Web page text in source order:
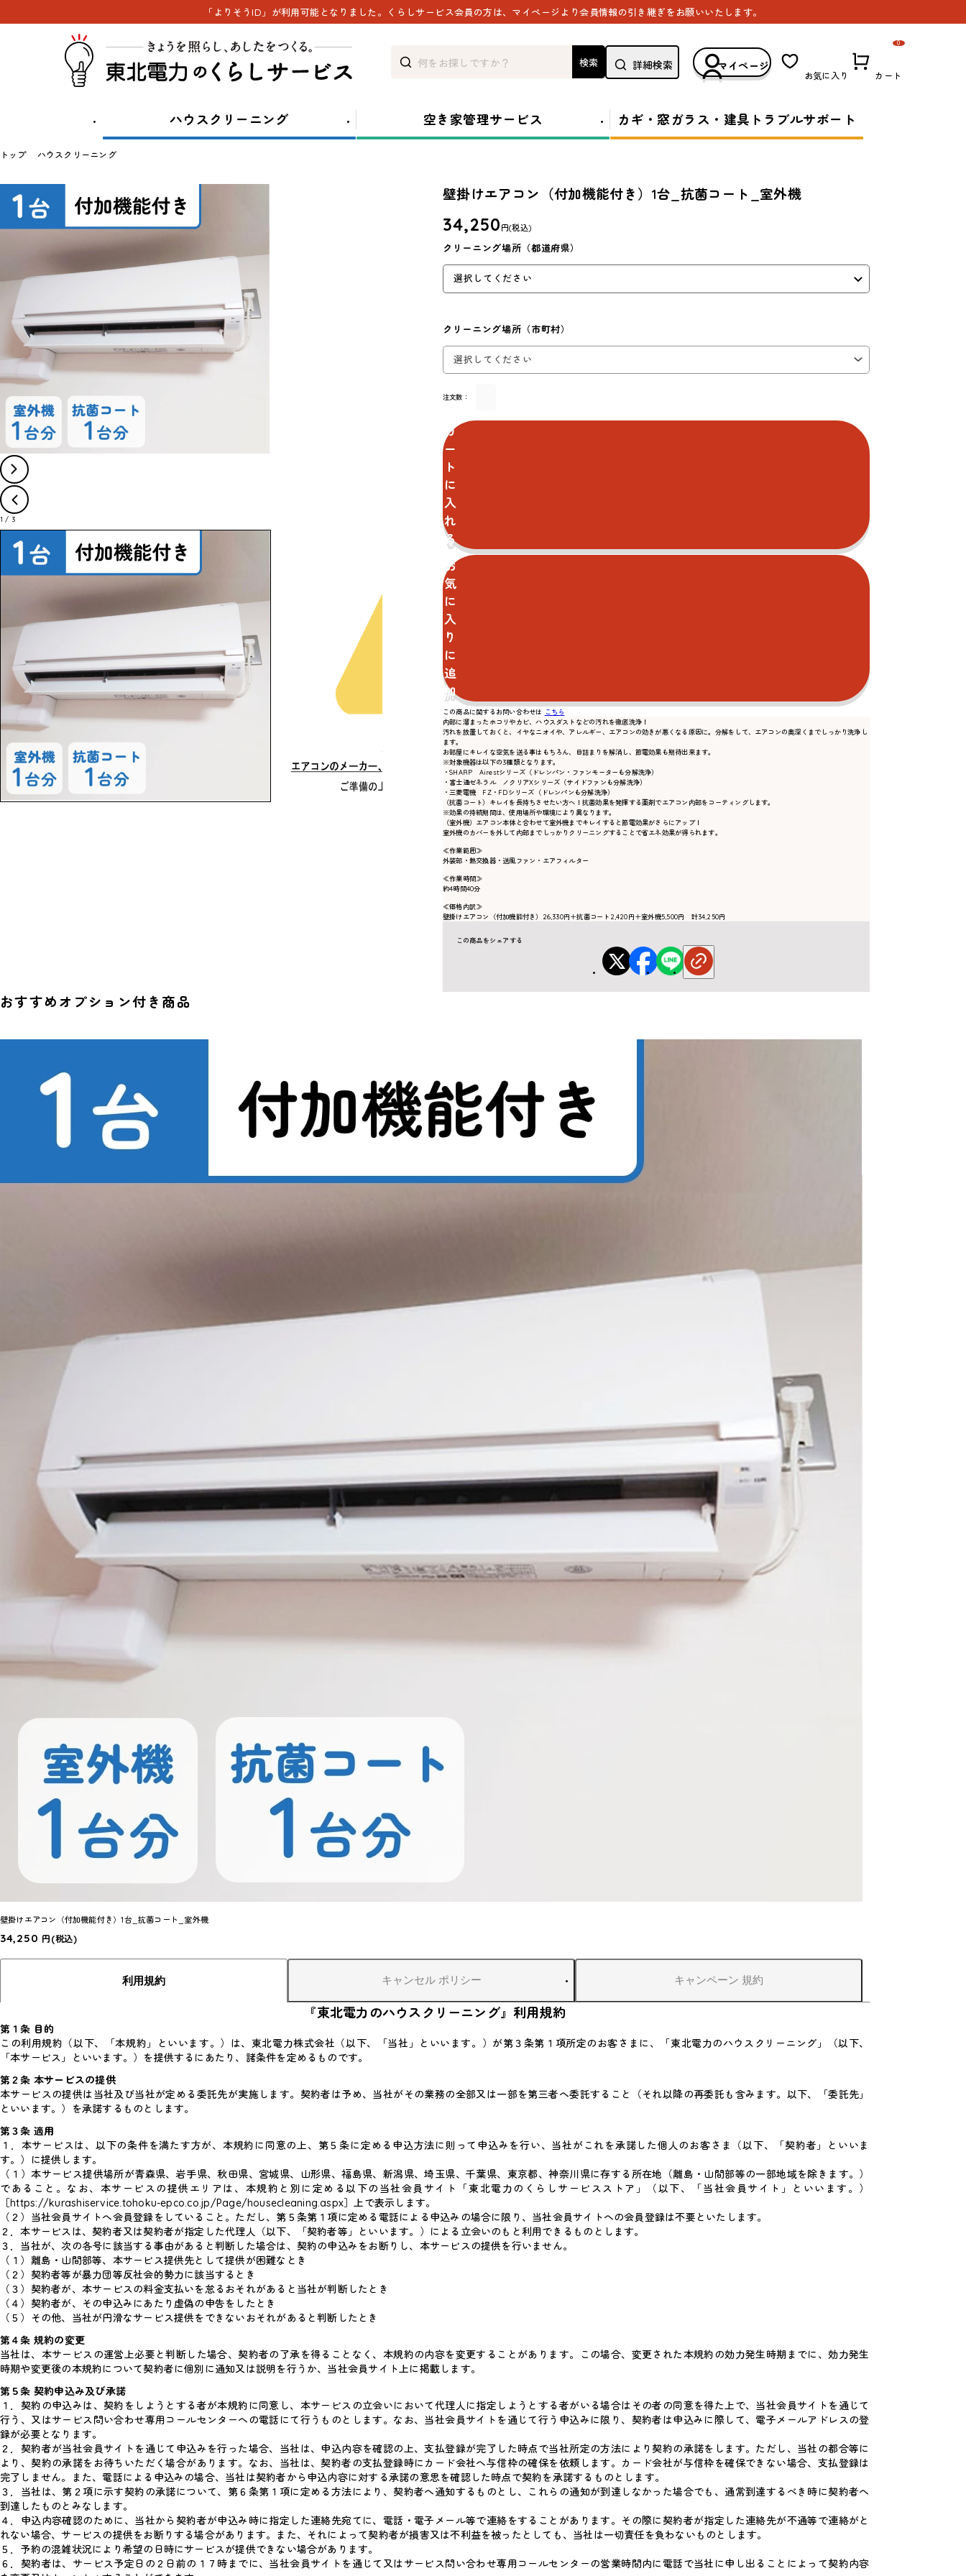
「よりそうID」が利用可能となりました。くらしサービス会員の方は、マイページより会員情報の引き継ぎをお願いいたします。
検索 詳細検索 マイページ
お気に入り カート
0
ハウスクリーニング 空き家管理サービス カギ・窓ガラス・建具トラブルサポート
トップ ハウスクリーニング
1 / 3
壁掛けエアコン（付加機能付き）1台_抗菌コート_室外機
34,250 円(税込)
クリーニング場所（都道府県）
クリーニング場所（市町村）
注文数：
カ
ー
ト
に
入
れ
る
お
気
に
入
り
に
追
加
この商品に関するお問い合わせは
こちら
内部に溜まったホコリやカビ、ハウスダストなどの汚れを徹底洗浄！
汚れを放置しておくと、イヤなニオイや、アレルギー、エアコンの効きが悪くなる原因に。分解をして、エアコンの奥深くまでしっかり洗浄し
ます。
お部屋にキレイな空気を送る事はもちろん、目詰まりを解消し、節電効果も期待出来ます。
※対象機器は以下の3種類となります。
・SHARP Airestシリーズ（ドレンパン・ファンモーターも分解洗浄）
・富士通ゼネラル ノクリアXシリーズ（サイドファンも分解洗浄）
・三菱電機 FZ・FDシリーズ（ドレンパンも分解洗浄）
（抗菌コート）キレイを長持ちさせたい方へ！抗菌効果を発揮する薬剤でエアコン内部をコーティングします。
※効果の持続期間は、使用場所や環境により異なります。
（室外機）エアコン本体と合わせて室外機までキレイすると節電効果がさらにアップ！
室外機のカバーを外して内部までしっかりクリーニングすることで省エネ効果が得られます。
≪作業範囲≫
外装部・熱交換器・送風ファン・エアフィルター
≪作業時間≫
約4時間40分
≪価格内訳≫
壁掛けエアコン（付加機能付き）26,330円＋抗菌コート2,420円＋室外機5,500円 計34,250円
この商品をシェアする
おすすめオプション付き商品
壁掛けエアコン（付加機能付き）1台_抗菌コート_室外機
34,250 円 (税込)
利用規約 キャンセル ポリシー キャンペーン 規約
『東北電力のハウスクリーニング』利用規約
第１条 目的
この利用規約（以下、「本規約」といいます。）は、東北電力株式会社（以下、「当社」といいます。）が第３条第１項所定のお客さまに、「東北電力のハウスクリーニング」（以下、
「本サービス」といいます。）を提供するにあたり、諸条件を定めるものです。
第２条 本サービスの提供
本サービスの提供は当社及び当社が定める委託先が実施します。契約者は予め、当社がその業務の全部又は一部を第三者へ委託すること（それ以降の再委託も含みます。以下、「委託先」
といいます。）を承諾するものとします。
第３条 適用
１． 本サービスは、以下の条件を満たす方が、本規約に同意の上、第５条に定める申込方法に則って申込みを行い、当社がこれを承諾した個人のお客さま（以下、「契約者」といいま
す。）に提供します。
（１）本サービス提供場所が青森県、岩手県、秋田県、宮城県、山形県、福島県、新潟県、埼玉県、千葉県、東京都、神奈川県に存する所在地（離島・山間部等の一部地域を除きます。）
であること。なお、本サービスの提供エリアは、本規約と別に定める以下の当社会員サイト「東北電力のくらしサービスストア」（以下、「当社会員サイト」といいます。）
［https://kurashiservice.tohoku-epco.co.jp/Page/housecleaning.aspx］上で表示します。
（２）当社会員サイトへ会員登録をしていること。ただし、第５条第１項に定める電話による申込みの場合に限り、当社会員サイトへの会員登録は不要といたします。
２．本サービスは、契約者又は契約者が指定した代理人（以下、「契約者等」といいます。）による立会いのもと利用できるものとします。
３．当社が、次の各号に該当する事由があると判断した場合は、契約の申込みをお断りし、本サービスの提供を行いません。
（１）離島・山間部等、本サービス提供先として提供が困難なとき
（２）契約者等が暴力団等反社会的勢力に該当するとき
（３）契約者が、本サービスの料金支払いを怠るおそれがあると当社が判断したとき
（４）契約者が、その申込みにあたり虚偽の申告をしたとき
（５）その他、当社が円滑なサービス提供をできないおそれがあると判断したとき
第４条 規約の変更
当社は、本サービスの運営上必要と判断した場合、契約者の了承を得ることなく、本規約の内容を変更することがあります。この場合、変更された本規約の効力発生時期までに、効力発生
時期や変更後の本規約について契約者に個別に通知又は説明を行うか、当社会員サイト上に掲載します。
第５条 契約申込み及び承諾
１．契約の申込みは、契約をしようとする者が本規約に同意し、本サービスの立会いにおいて代理人に指定しようとする者がいる場合はその者の同意を得た上で、当社会員サイトを通じて
行う、又はサービス問い合わせ専用コールセンターへの電話にて行うものとします。なお、当社会員サイトを通じて行う申込みに限り、契約者は申込みに際して、電子メールアドレスの登
録が必要となります。
２．契約者が当社会員サイトを通じて申込みを行った場合、当社は、申込内容を確認の上、支払登録が完了した時点で当社所定の方法により契約の承諾をします。ただし、当社の都合等に
より、契約の承諾をお待ちいただく場合があります。なお、当社は、契約者の支払登録時にカード会社へ与信枠の確保を依頼します。カード会社が与信枠を確保できない場合、支払登録は
完了しません。また、電話による申込みの場合、当社は契約者から申込内容に対する承諾の意思を確認した時点で契約を承諾するものとします。
３．当社は、第２項に示す契約の承諾について、第６条第１項に定める方法により、契約者へ通知するものとし、これらの通知が到達しなかった場合でも、通常到達するべき時に契約者へ
到達したものとみなします。
４．申込内容確認のために、当社から契約者が申込み時に指定した連絡先宛てに、電話・電子メール等で連絡をすることがあります。その際に契約者が指定した連絡先が不通等で連絡がと
れない場合、サービスの提供をお断りする場合があります。また、それによって契約者が損害又は不利益を被ったとしても、当社は一切責任を負わないものとします。
５．予約の混雑状況により希望の日時にサービスが提供できない場合があります。
６．契約者は、サービス予定日の２日前の１７時までに、当社会員サイトを通じて又はサービス問い合わせ専用コールセンターの営業時間内に電話で当社に申し出ることによって契約内容